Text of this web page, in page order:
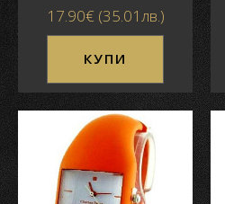
17.90€ (35.01лв.)
КУПИ